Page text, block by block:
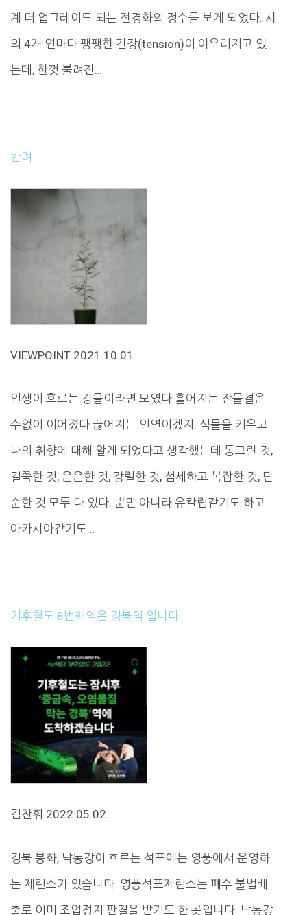
계 더 업그레이드 되는 전경화의 정수를 보게 되었다. 시
의 4개 연마다 팽팽한 긴장(tension)이 어우러지고 있
는데, 한껏 불려진…
반려
VIEWPOINT 2021.10.01.
인생이 흐르는 강물이라면 모였다 흩어지는 잔물결은
수없이 이어졌다 끊어지는 인연이겠지. 식물을 키우고
나의 취향에 대해 알게 되었다고 생각했는데 동그란 것,
길쭉한 것, 은은한 것, 강렬한 것, 섬세하고 복잡한 것, 단
순한 것 모두 다 있다. 뿐만 아니라 유칼립같기도 하고
아카시아같기도…
기후철도 8번째역은 경북역 입니다.
김찬휘 2022.05.02.
경북 봉화, 낙동강이 흐르는 석포에는 영풍에서 운영하
는 제련소가 있습니다. 영풍석포제련소는 폐수 불법배
출로 이미 조업정지 판결을 받기도 한 곳입니다. 낙동강